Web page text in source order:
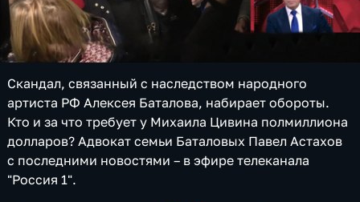
Скандал, связанный с наследством народного
артиста РФ Алексея Баталова, набирает обороты.
Кто и за что требует у Михаила Цивина полмиллиона
долларов? Адвокат семьи Баталовых Павел Астахов
с последними новостями – в эфире телеканала
"Россия 1".